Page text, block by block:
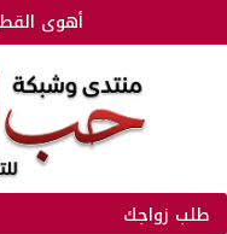
أهوى
طلب زواجك